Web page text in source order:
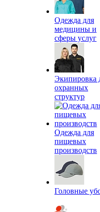
Одежда для
медицины и
сферы услуг
Экипировка
охранных
структур
Одежда для
пищевых
производств
Головные